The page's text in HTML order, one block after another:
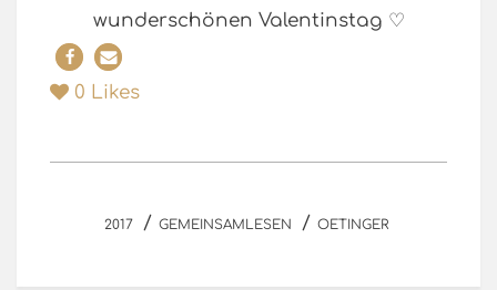
wunderschönen Valentinstag ♡
0 Likes
2017 / GEMEINSAMLESEN / OETINGER